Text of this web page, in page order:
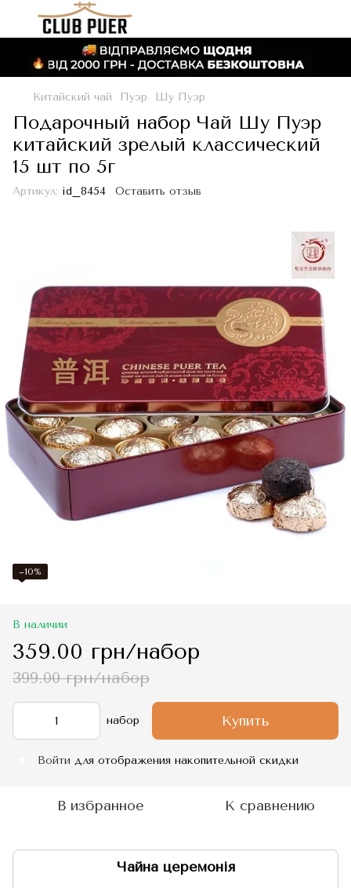
Китайский чай Пуэр Шу Пуэр
Подарочный набор Чай Шу Пуэр
китайский зрелый классический
15 шт по 5г
Артикул: id_8454 Оставить отзыв
−10%
В наличии
359.00 грн/набор
399.00 грн/набор
набор Купить
Войти для отображения накопительной скидки
В избранное К сравнению
Чайна церемонія